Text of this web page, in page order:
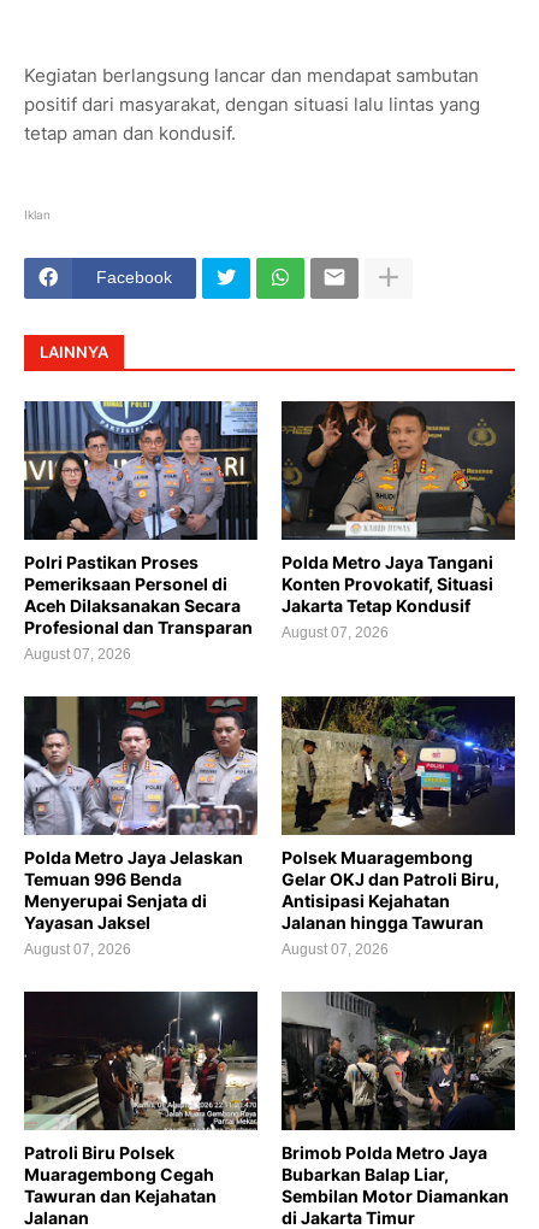
Kegiatan berlangsung lancar dan mendapat sambutan
positif dari masyarakat, dengan situasi lalu lintas yang
tetap aman dan kondusif.
Iklan
Facebook
LAINNYA
Polri Pastikan Proses
Pemeriksaan Personel di
Aceh Dilaksanakan Secara
Profesional dan Transparan
August 07, 2026
Polda Metro Jaya Tangani
Konten Provokatif, Situasi
Jakarta Tetap Kondusif
August 07, 2026
Polda Metro Jaya Jelaskan
Temuan 996 Benda
Menyerupai Senjata di
Yayasan Jaksel
August 07, 2026
Polsek Muaragembong
Gelar OKJ dan Patroli Biru,
Antisipasi Kejahatan
Jalanan hingga Tawuran
August 07, 2026
Patroli Biru Polsek
Muaragembong Cegah
Tawuran dan Kejahatan
Jalanan
Brimob Polda Metro Jaya
Bubarkan Balap Liar,
Sembilan Motor Diamankan
di Jakarta Timur